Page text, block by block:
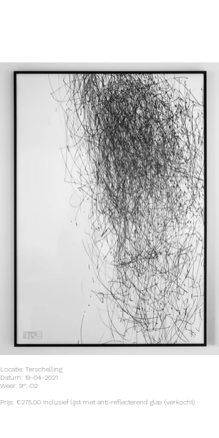
Locatie: Terschelling
Datum: 19-04-2021
Weer: 9°, O2
Prijs: €275,00 inclusief lijst met anti-reflecterend glas (verkocht)